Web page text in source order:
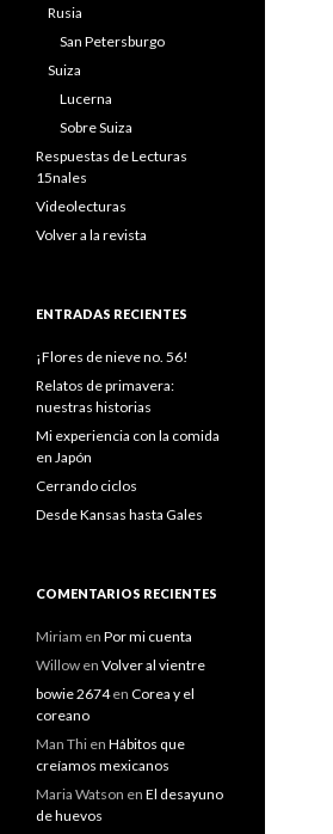
Rusia
San Petersburgo
Suiza
Lucerna
Sobre Suiza
Respuestas de Lecturas
15nales
Videolecturas
Volver a la revista
ENTRADAS RECIENTES
¡Flores de nieve no. 56!
Relatos de primavera:
nuestras historias
Mi experiencia con la comida
en Japón
Cerrando ciclos
Desde Kansas hasta Gales
COMENTARIOS RECIENTES
Miriam en Por mi cuenta
Willow en Volver al vientre
bowie 2674en Corea y el
coreano
Man Thi en Hábitos que
creíamos mexicanos
Maria Watson en El desayuno
de huevos